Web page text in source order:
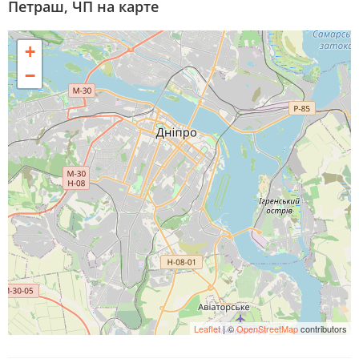
Петраш, ЧП на карте
+
−
Leaflet| ©OpenStreetMapcontributors